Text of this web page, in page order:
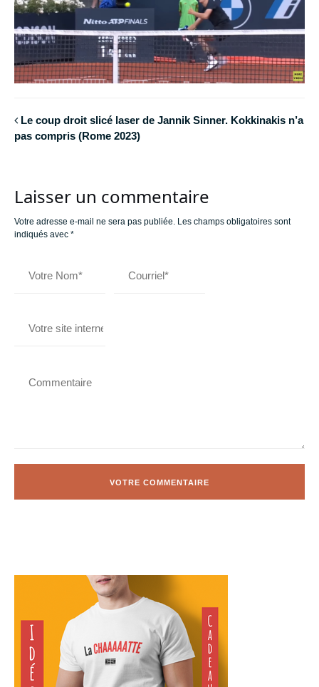
Le coup droit slicé laser de Jannik Sinner. Kokkinakis n’a
pas compris (Rome 2023)
Laisser un commentaire
Votre adresse e-mail ne sera pas publiée. Les champs obligatoires sont
indiqués avec *